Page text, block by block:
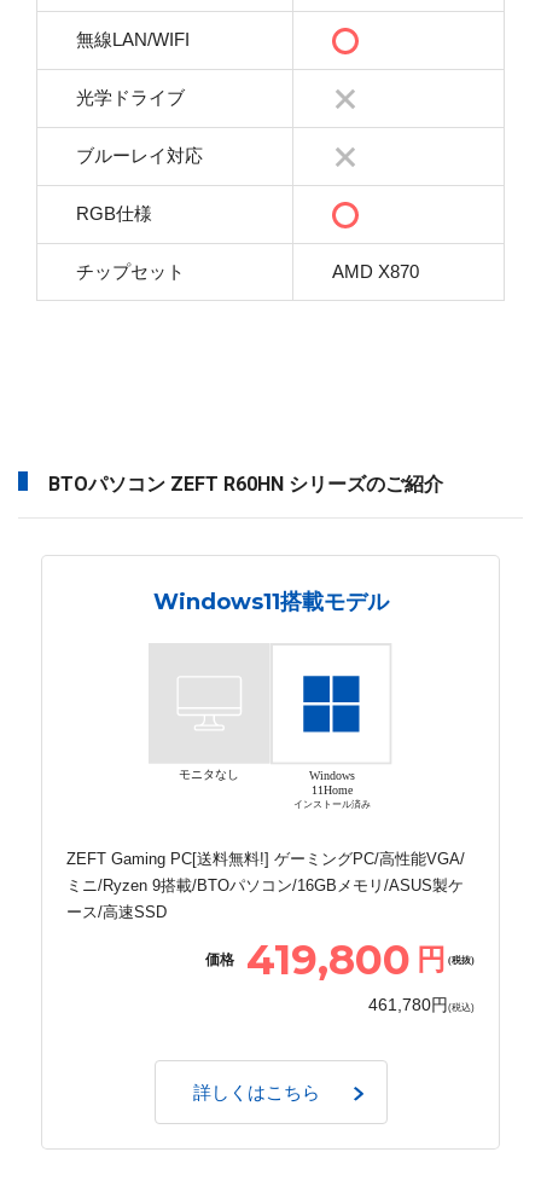
無線LAN/WIFI
光学ドライブ
ブルーレイ対応
RGB仕様
チップセット AMD X870
BTOパソコン ZEFT R60HN シリーズのご紹介
Windows11搭載モデル
モニタなし
Windows
11Home
インストール済み
ZEFT Gaming PC[送料無料!] ゲーミングPC/高性能VGA/
ミニ/Ryzen 9搭載/BTOパソコン/16GBメモリ/ASUS製ケ
ース/高速SSD
価格 419,800 円 (税抜)
461,780円 (税込)
詳しくはこちら